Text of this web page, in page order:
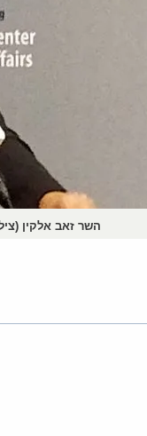
השר זאב אלקין